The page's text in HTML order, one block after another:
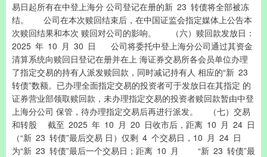
易日起所有在中登上海分 公司登记在册的新 23 转债将全部被冻
结。 公司在本次赎回结束后，在中国证监会指定媒体上公告本
次赎回结果和本次 赎回对公司的影响。 （六）赎回款发放日：
2025 年 10 月 30 日 公司将委托中登上海分公司通过其资金
清算系统向赎回日登记在册并在上 海证券交易所各会员单位办理
了指定交易的持有人派发赎回款，同时减记持有人 相应的“新 23
转债”数额。已办理全面指定交易的投资者可于发放日在其指定 的
证券营业部领取赎回款，未办理指定交易的投资者赎回款暂由中登
上海分公司 保管，待办理指定交易后再进行派发。 （七）交易
和转股 截至 2025 年 10 月 20 日收市后，距离 10 月 24 日
（“新 23 转债”最后交易 日）仅剩 4 个交易日，10 月 24 日
为“新 23 转债”最后一个交易日；距离 10 月 “新 23 转债”最